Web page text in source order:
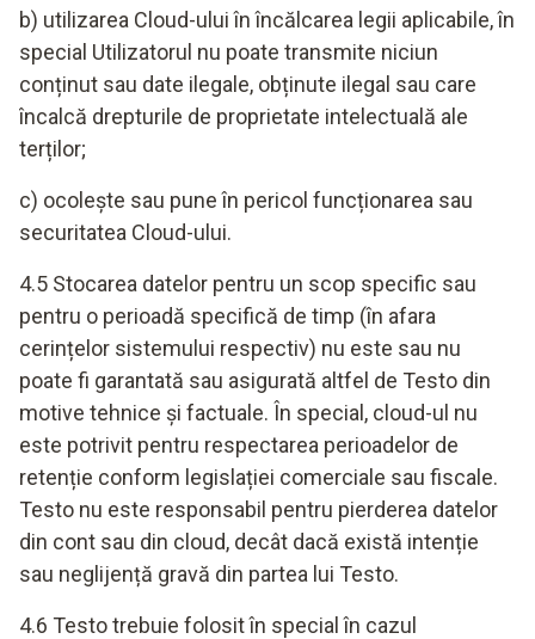
b) utilizarea Cloud-ului în încălcarea legii aplicabile, în
special Utilizatorul nu poate transmite niciun
conținut sau date ilegale, obținute ilegal sau care
încalcă drepturile de proprietate intelectuală ale
terților;
c) ocolește sau pune în pericol funcționarea sau
securitatea Cloud-ului.
4.5 Stocarea datelor pentru un scop specific sau
pentru o perioadă specifică de timp (în afara
cerințelor sistemului respectiv) nu este sau nu
poate fi garantată sau asigurată altfel de Testo din
motive tehnice și factuale. În special, cloud-ul nu
este potrivit pentru respectarea perioadelor de
retenție conform legislației comerciale sau fiscale.
Testo nu este responsabil pentru pierderea datelor
din cont sau din cloud, decât dacă există intenție
sau neglijență gravă din partea lui Testo.
4.6 Testo trebuie folosit în special în cazul